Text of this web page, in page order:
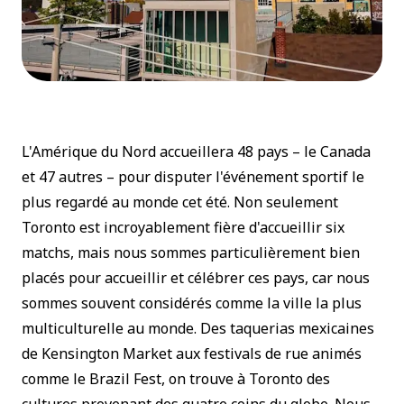
L'Amérique du Nord accueillera 48 pays – le Canada
et 47 autres – pour disputer l'événement sportif le
plus regardé au monde cet été. Non seulement
Toronto est incroyablement fière d'accueillir six
matchs, mais nous sommes particulièrement bien
placés pour accueillir et célébrer ces pays, car nous
sommes souvent considérés comme la ville la plus
multiculturelle au monde. Des taquerias mexicaines
de Kensington Market aux festivals de rue animés
comme le Brazil Fest, on trouve à Toronto des